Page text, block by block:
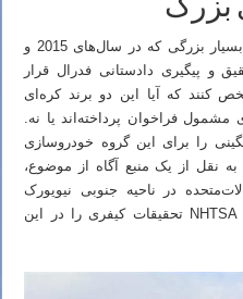
بزرگ
هیوندای و کیا به خاطر فراخوان‌های بسیار بزرگی که در سال‌های 2015 و
و پیگیری دادستانی فدرال قرار
کنند که آیا این دو برند کره‌ای
فراخوان پرداخته‌اند یا نه.
را برای این گروه خودروسازی
نقل از یک منبع آگاه از موضوع،
در ناحیه جنوبی نیویورک
(به‌صورت مخفف SDNY) با همکاری NHTSA تحقیقات کیفری را در این